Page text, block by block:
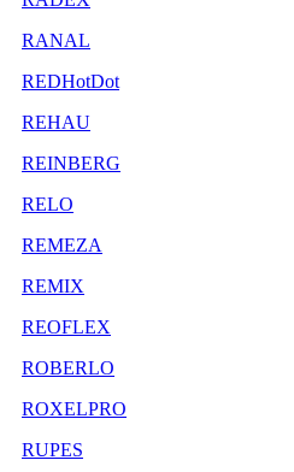
RANAL
REDHotDot
REHAU
REINBERG
RELO
REMEZA
REMIX
REOFLEX
ROBERLO
ROXELPRO
RUPES